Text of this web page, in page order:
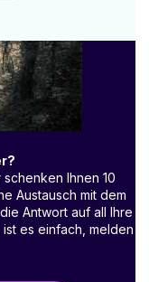
Ihnen 10
Austausch mit dem
Antwort auf all Ihre
es einfach, melden